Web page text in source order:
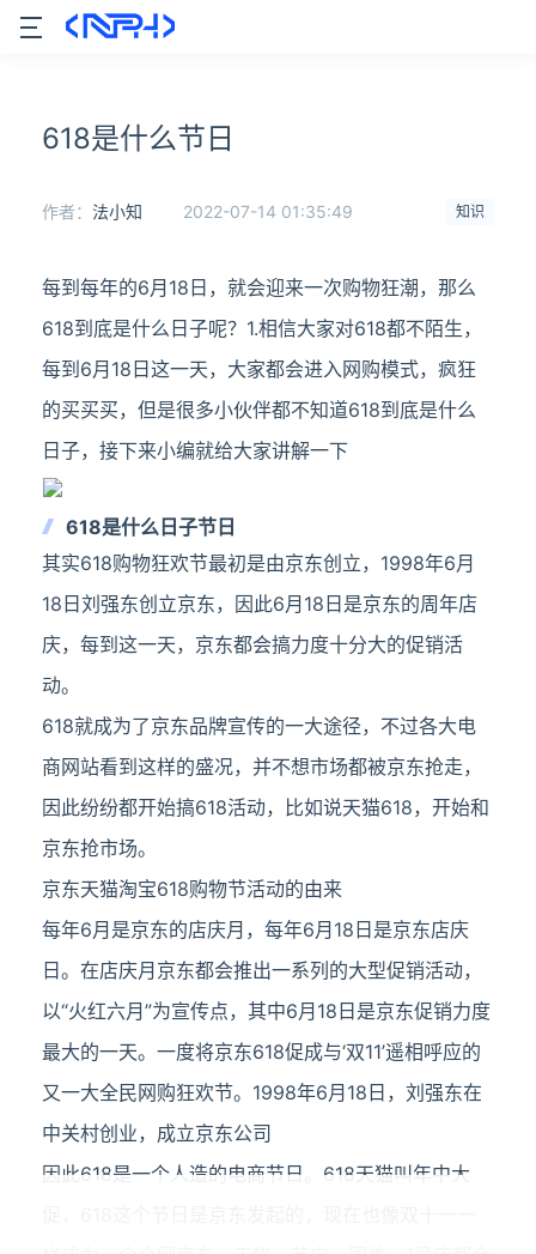
618是什么节日
知识
作者： 法小知 2022-07-14 01:35:49
每到每年的6月18日，就会迎来一次购物狂潮，那么
618到底是什么日子呢？1.相信大家对618都不陌生，
每到6月18日这一天，大家都会进入网购模式，疯狂
的买买买，但是很多小伙伴都不知道618到底是什么
日子，接下来小编就给大家讲解一下
618是什么日子节日
其实618购物狂欢节最初是由京东创立，1998年6月
18日刘强东创立京东，因此6月18日是京东的周年店
庆，每到这一天，京东都会搞力度十分大的促销活
动。
618就成为了京东品牌宣传的一大途径，不过各大电
商网站看到这样的盛况，并不想市场都被京东抢走，
因此纷纷都开始搞618活动，比如说天猫618，开始和
京东抢市场。
京东天猫淘宝618购物节活动的由来
每年6月是京东的店庆月，每年6月18日是京东店庆
日。在店庆月京东都会推出一系列的大型促销活动，
以“火红六月”为宣传点，其中6月18日是京东促销力度
最大的一天。一度将京东618促成与‘双11’遥相呼应的
又一大全民网购狂欢节。1998年6月18日，刘强东在
中关村创业，成立京东公司
因此618是一个人造的电商节日。618天猫叫年中大